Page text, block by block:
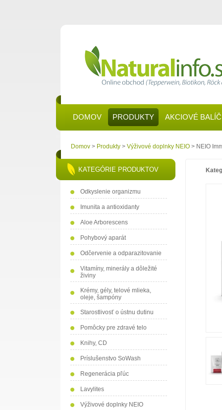
DOMOV PRODUKTY AKCIOVÉ
Domov > Produkty > Výživové doplnky NEIO > NEIO
KATEGÓRIE PRODUKTOV
Odkyslenie organizmu
Imunita a antioxidanty
Aloe Arborescens
Pohybový aparát
Odčervenie a odparazitovanie
Vitamíny, minerály a dôležité
živiny
Krémy, gély, telové mlieka,
oleje, šampóny
Starostlivosť o ústnu dutinu
Pomôcky pre zdravé telo
Knihy, CD
Príslušenstvo SoWash
Regenerácia pľúc
Lavylites
Výživové doplnky NEIO